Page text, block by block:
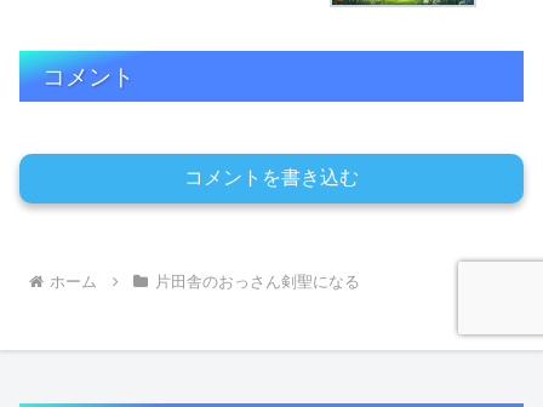
コメント
コメントを書き込む
ホーム 片田舎のおっさん剣聖になる